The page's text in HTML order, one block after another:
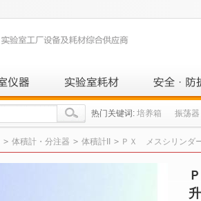
热门关键词: 培养箱 振荡器
> 体積計・分注器 > 体積計II > ＰＸ メスシリンダ
升